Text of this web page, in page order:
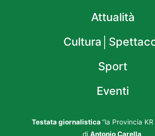
Attualità
Sport
Eventi
Testata giornalistica “la Provincia
di Antonio Carella